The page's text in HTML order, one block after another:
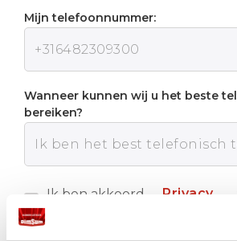
Mijn telefoonnummer:
Wanneer kunnen wij u het beste
bereiken?
Ik ben akkoord
Privacy